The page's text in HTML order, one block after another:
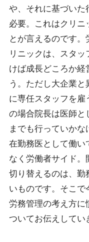
や、それに基づいた
必要。これはクリニ
とが言えるのです
リニックは、スタ
けば成長どころか経
う。ただし大企業
に専任スタッフを雇
の場合院長は医師と
までも行っていか
在勤務医として働い
なく労働者サイド。
切り替えるのは、勤
いものです。そこで
労務管理の考え方に
ついてお伝えしてい